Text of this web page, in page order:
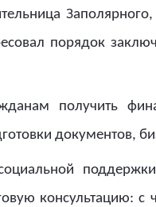
порядок
получить
документов,
консультацию: с